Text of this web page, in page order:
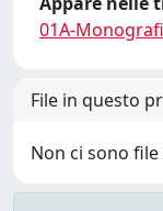
01A-
File in questo
Non ci sono